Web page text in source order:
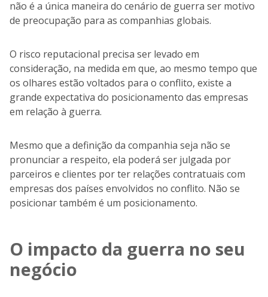
não é a única maneira do cenário de guerra ser motivo
de preocupação para as companhias globais.
O risco reputacional precisa ser levado em
consideração, na medida em que, ao mesmo tempo que
os olhares estão voltados para o conflito, existe a
grande expectativa do posicionamento das empresas
em relação à guerra.
Mesmo que a definição da companhia seja não se
pronunciar a respeito, ela poderá ser julgada por
parceiros e clientes por ter relações contratuais com
empresas dos países envolvidos no conflito. Não se
posicionar também é um posicionamento.
O impacto da guerra no seu
negócio